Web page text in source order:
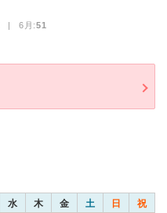
| 6月:51
水 木 金 土 日 祝